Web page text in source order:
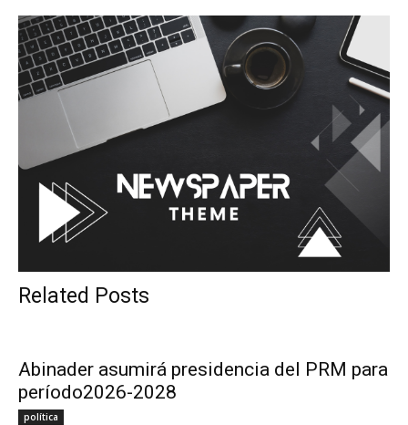
Related Posts
Abinader asumirá presidencia del PRM para
período2026-2028
política